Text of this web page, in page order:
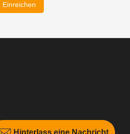
Hinterlass eine Nachricht
Einreichen